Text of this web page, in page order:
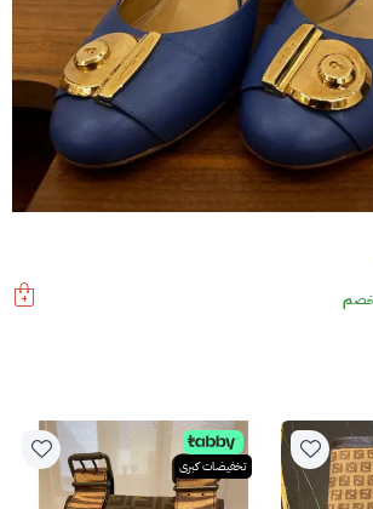
تخفيضات كبرى